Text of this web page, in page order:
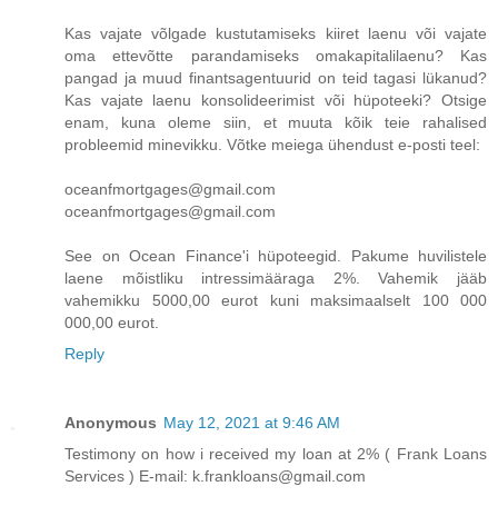
Kas vajate võlgade kustutamiseks kiiret laenu või vajate
oma ettevõtte parandamiseks omakapitalilaenu? Kas
pangad ja muud finantsagentuurid on teid tagasi lükanud?
Kas vajate laenu konsolideerimist või hüpoteeki? Otsige
enam, kuna oleme siin, et muuta kõik teie rahalised
probleemid minevikku. Võtke meiega ühendust e-posti teel:
oceanfmortgages@gmail.com
oceanfmortgages@gmail.com
See on Ocean Finance'i hüpoteegid. Pakume huvilistele
laene mõistliku intressimääraga 2%. Vahemik jääb
vahemikku 5000,00 eurot kuni maksimaalselt 100 000
000,00 eurot.
Reply
Anonymous May 12, 2021 at 9:46 AM
Testimony on how i received my loan at 2% ( Frank Loans
Services ) E-mail: k.frankloans@gmail.com